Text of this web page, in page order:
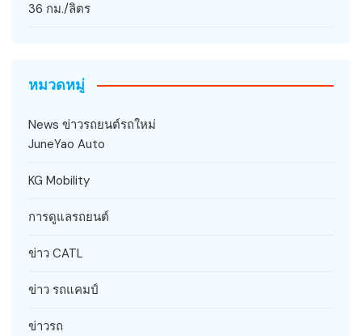
36 กม./ลิตร
หมวดหมู่
News ข่าวรถยนต์รถใหม่
JuneYao Auto
KG Mobility
การดูแลรถยนต์
ข่าว CATL
ข่าว รถแคมป์
ข่าวรถ